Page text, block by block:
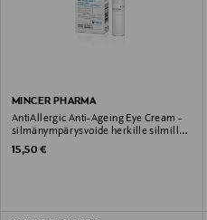
MINCER PHARMA
AntiAllergic Anti-Ageing Eye Cream -
silmänympärysvoide herkille silmille
15ml
Original Price
15,50 €